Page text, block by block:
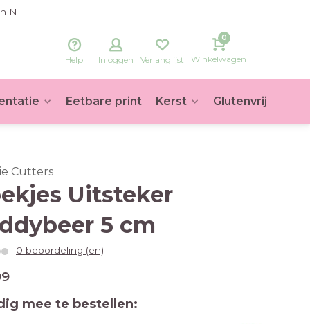
NL
Help Inloggen Verlanglijst
0
Winkelwagen
Eetbare print Kerst Glutenvrij
Cutters
Uitsteker
5 cm
0 beoordeling (en)
mee te bestellen: